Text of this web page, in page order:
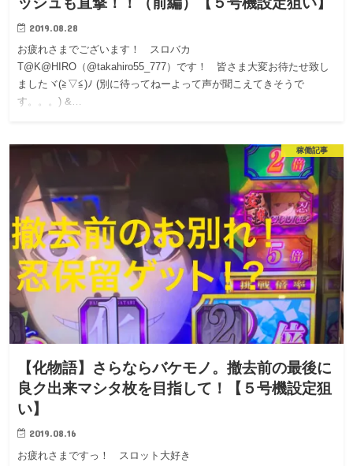
2019.08.28
お疲れさまでございます！ スロバカ
T@K@HIRO（@takahiro55_777）です！ 皆さま大変お待たせ致し
ましたヾ(≧▽≦)ﾉ (別に待ってねーよって声が聞こえてきそうで
す。。。) &…
稼働記事
【化物語】さらならバケモノ。撤去前の最後に
良ク出来マシタ枚を目指して！【５号機設定狙
い】
2019.08.16
お疲れさまですっ！ スロット大好き